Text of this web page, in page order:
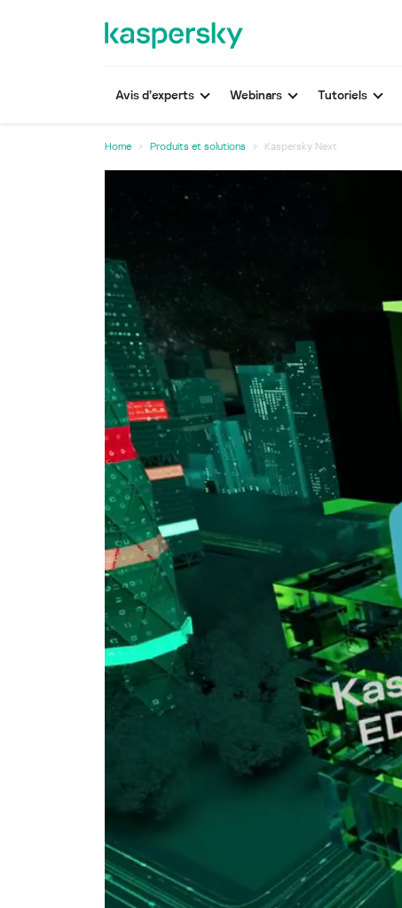
Avis d’experts Webinars Tutoriels
Home Produits et solutions Kaspersky Next